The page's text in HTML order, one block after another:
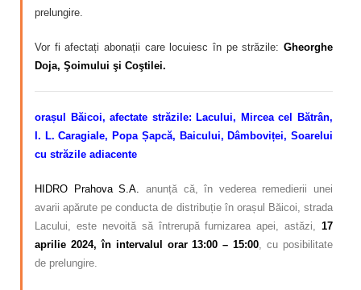
prelungire.
Vor fi afectați abonații care locuiesc în pe străzile: Gheorghe
Doja, Şoimului şi Coştilei.
orașul Băicoi, afectate străzile: Lacului, Mircea cel Bătrân,
I. L. Caragiale, Popa Șapcă, Baicului, Dâmboviței, Soarelui
cu străzile adiacente
HIDRO Prahova S.A.
anunță că, în vederea remedierii unei
avarii apărute pe conducta de distribuție în orașul Băicoi, strada
Lacului, este nevoită să întrerupă furnizarea apei, astăzi, 17
aprilie 2024, în intervalul orar 13:00 – 15:00 , cu posibilitate
de prelungire.